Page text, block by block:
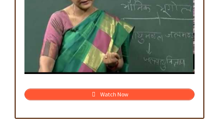
Watch Now